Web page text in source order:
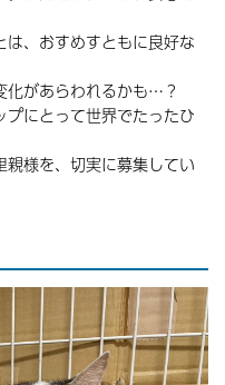
、おすめすともに良好な
化があらわれるかも…？
にとって世界でたったひ
様を、切実に募集してい